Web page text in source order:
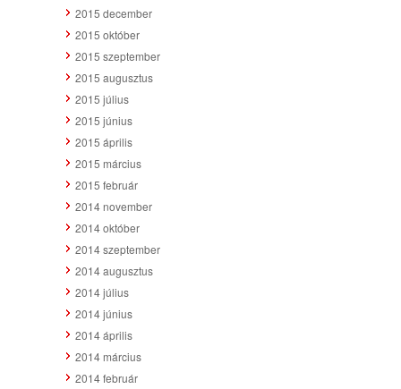
2015 december
2015 október
2015 szeptember
2015 augusztus
2015 július
2015 június
2015 április
2015 március
2015 február
2014 november
2014 október
2014 szeptember
2014 augusztus
2014 július
2014 június
2014 április
2014 március
2014 február